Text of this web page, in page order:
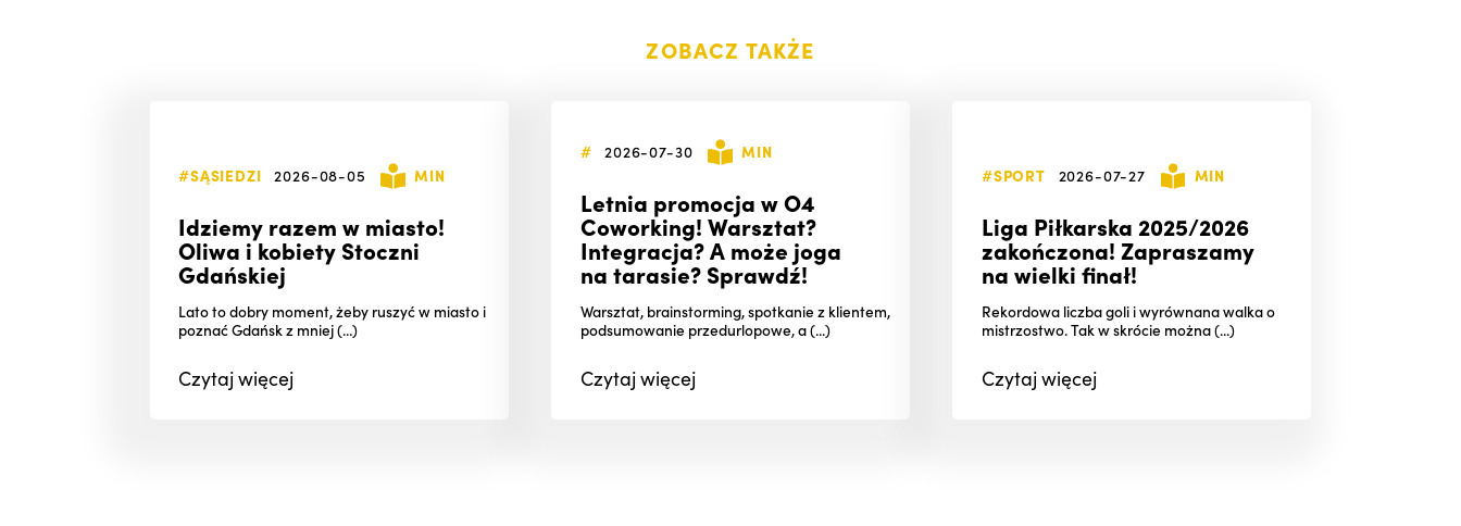
ZOBACZ TAKŻE
#SĄSIEDZI 2026-08-05 MIN
Idziemy razem w miasto!
Oliwa i kobiety Stoczni
Gdańskiej
Lato to dobry moment, żeby ruszyć w miasto i
poznać Gdańsk z mniej (...)
Czytajwięcej
# 2026-07-30 MIN
Letnia promocja w O4
Coworking! Warsztat?
Integracja? A może joga
na tarasie? Sprawdź!
Warsztat, brainstorming, spotkanie z klientem,
podsumowanie przedurlopowe, a (...)
Czytajwięcej
#SPORT 2026-07-27 MIN
Liga Piłkarska 2025/2026
zakończona! Zapraszamy
na wielki finał!
Rekordowa liczba goli i wyrównana walka o
mistrzostwo. Tak w skrócie można (...)
Czytajwięcej